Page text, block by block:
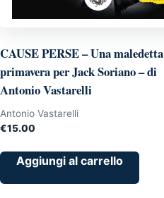
CAUSE PERSE – Una maledetta
primavera per Jack Soriano – di
Antonio Vastarelli
Antonio Vastarelli
€15.00
Aggiungi al carrello